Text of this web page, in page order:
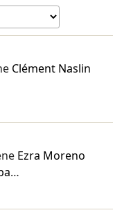
Clément Naslin
Ezra Moreno
…